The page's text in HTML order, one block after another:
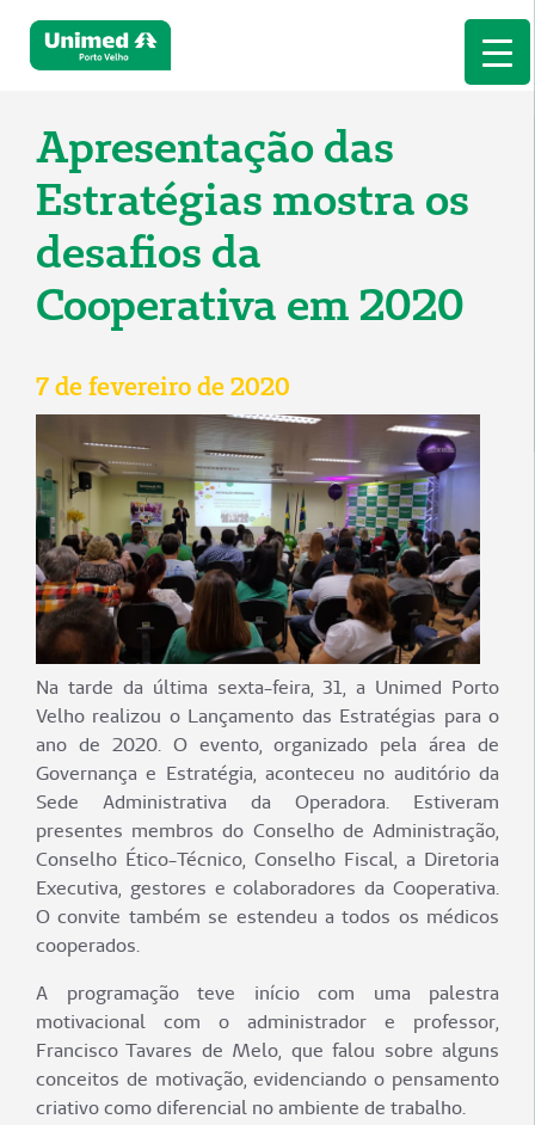
Apresentação das
Estratégias mostra os
desafios da
Cooperativa em 2020
7 de fevereiro de 2020
Na tarde da última sexta-feira, 31, a Unimed Porto
Velho realizou o Lançamento das Estratégias para o
ano de 2020. O evento, organizado pela área de
Governança e Estratégia, aconteceu no auditório da
Sede Administrativa da Operadora. Estiveram
presentes membros do Conselho de Administração,
Conselho Ético-Técnico, Conselho Fiscal, a Diretoria
Executiva, gestores e colaboradores da Cooperativa.
O convite também se estendeu a todos os médicos
cooperados.
A programação teve início com uma palestra
motivacional com o administrador e professor,
Francisco Tavares de Melo, que falou sobre alguns
conceitos de motivação, evidenciando o pensamento
criativo como diferencial no ambiente de trabalho.